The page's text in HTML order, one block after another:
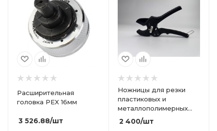
Расширительная
головка PEX 16мм
3 526.88/шт
Ножницы для резки
пластиковых и
металлополимерных
труб диаметром до 42
мм
2 400/шт